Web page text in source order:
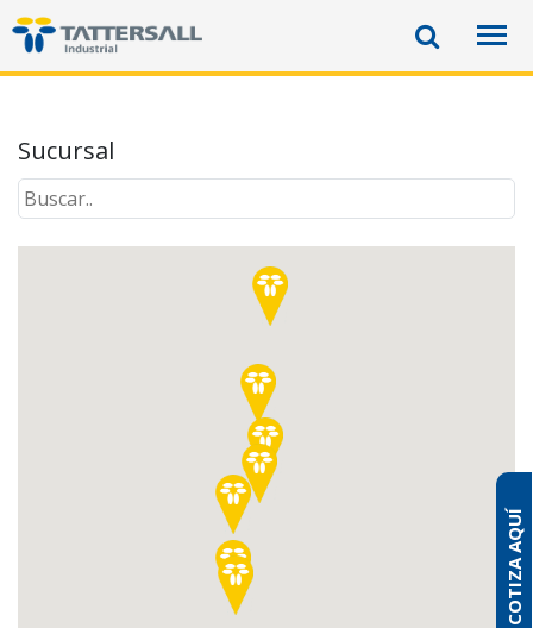
COTIZA AQUÍ
Sucursal